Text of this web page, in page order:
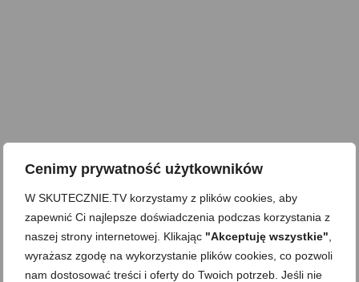
Cenimy prywatność użytkowników
W SKUTECZNIE.TV korzystamy z plików cookies, aby
zapewnić Ci najlepsze doświadczenia podczas korzystania z
naszej strony internetowej. Klikając "Akceptuję wszystkie"
wyrażasz zgodę na wykorzystanie plików cookies, co pozwoli
nam dostosować treści i oferty do Twoich potrzeb. Jeśli nie